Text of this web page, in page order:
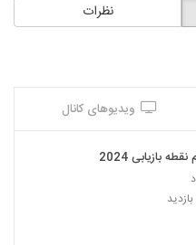
نظرات
ویدیوهای کانال
بازیابی 2024